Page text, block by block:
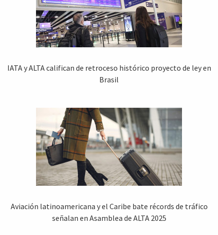
IATA y ALTA califican de retroceso histórico proyecto de ley en
Brasil
Aviación latinoamericana y el Caribe bate récords de tráfico
señalan en Asamblea de ALTA 2025